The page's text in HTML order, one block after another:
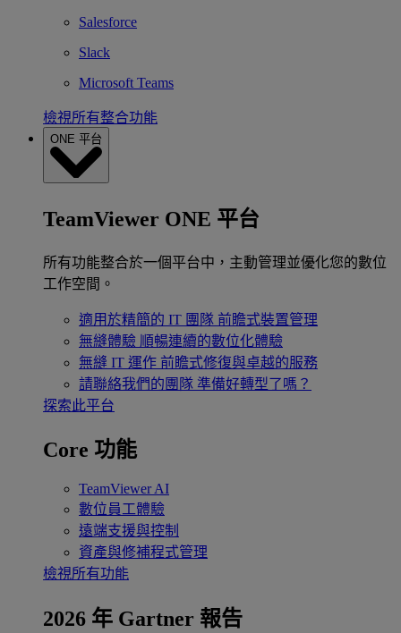
Salesforce
Slack
Microsoft Teams
檢視所有整合功能
ONE 平台
TeamViewer ONE 平台
所有功能整合於一個平台中，主動管理並優化您的數位
工作空間。
適用於精簡的 IT 團隊 前瞻式裝置管理
無縫體驗 順暢連續的數位化體驗
無縫 IT 運作 前瞻式修復與卓越的服務
請聯絡我們的團隊 準備好轉型了嗎？
探索此平台
Core 功能
TeamViewer AI
數位員工體驗
遠端支援與控制
資產與修補程式管理
檢視所有功能
2026 年 Gartner 報告